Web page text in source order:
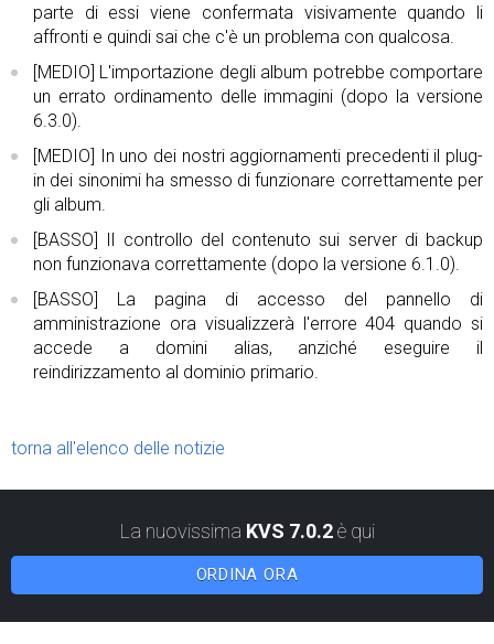
parte di essi viene confermata visivamente quando li
affronti e quindi sai che c'è un problema con qualcosa.
[MEDIO] L'importazione degli album potrebbe comportare
un errato ordinamento delle immagini (dopo la versione
6.3.0).
[MEDIO] In uno dei nostri aggiornamenti precedenti il ​​plug-
in dei sinonimi ha smesso di funzionare correttamente per
gli album.
[BASSO] Il controllo del contenuto sui server di backup
non funzionava correttamente (dopo la versione 6.1.0).
[BASSO] La pagina di accesso del pannello di
amministrazione ora visualizzerà l'errore 404 quando si
accede a domini alias, anziché eseguire il
reindirizzamento al dominio primario.
torna all'elenco delle notizie
La nuovissima KVS 7.0.2è qui
ORDINA ORA